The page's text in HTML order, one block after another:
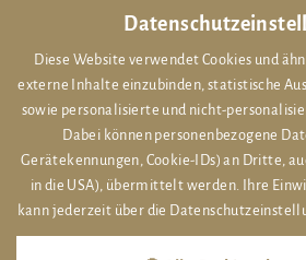
Diese Website verwendet Cookies und
externe Inhalte einzubinden, statistische
sowie personalisierte und nicht-
Dabei können personenbezogene
Gerätekennungen, Cookie-IDs) an Dritte,
in die USA), übermittelt werden. Ihre
kann jederzeit über die
Romantikhotel Bad Harzburg
.
/ ausgezeichnetes Restaurant Bad
auf entspannende Beauty-
Wellnesshotels Harz / Wellness
verbringen Sie ein
stilvollen Suiten und Zimmern des
Braunschweiger Hof /4-Sterne-Hotel